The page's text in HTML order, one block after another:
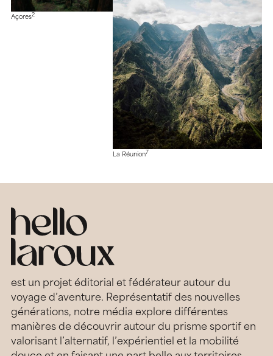
Açores2
La Réunion7
est un projet éditorial et fédérateur autour du
voyage d’aventure. Représentatif des nouvelles
générations, notre média explore différentes
manières de découvrir autour du prisme sportif en
valorisant l’alternatif, l’expérientiel et la mobilité